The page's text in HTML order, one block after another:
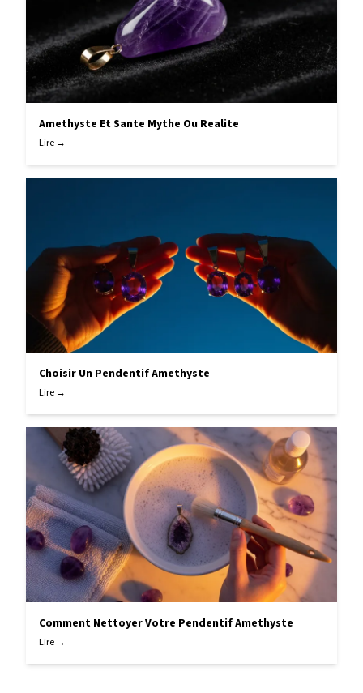
Amethyste Et Sante Mythe Ou Realite
Lire →
Choisir Un Pendentif Amethyste
Lire →
Comment Nettoyer Votre Pendentif Amethyste
Lire →